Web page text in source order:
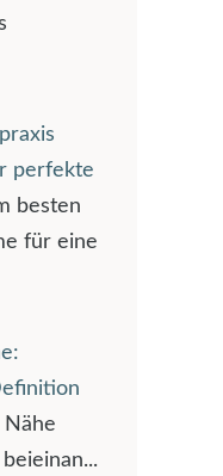
perfekte
besten
für eine
Nähe